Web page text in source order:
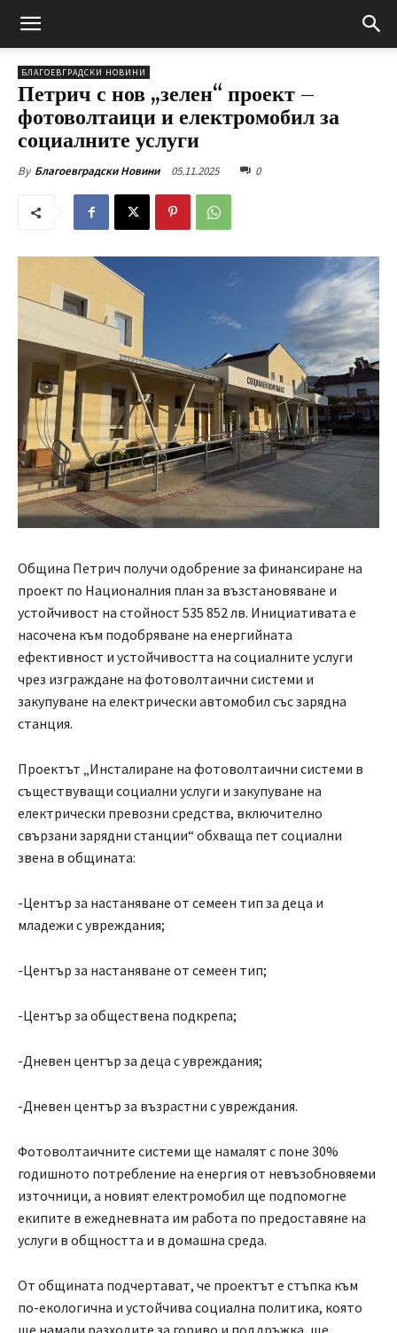
БЛАГОЕВГРАДСКИ НОВИНИ
Петрич с нов „зелен“ проект –
фотоволтаици и електромобил за
социалните услуги
By Благоевградски Новини 05.11.2025 0
Община Петрич получи одобрение за финансиране на
проект по Националния план за възстановяване и
устойчивост на стойност 535 852 лв. Инициативата е
насочена към подобряване на енергийната
ефективност и устойчивостта на социалните услуги
чрез изграждане на фотоволтаични системи и
закупуване на електрически автомобил със зарядна
станция.
Проектът „Инсталиране на фотоволтаични системи в
съществуващи социални услуги и закупуване на
електрически превозни средства, включително
свързани зарядни станции“ обхваща пет социални
звена в общината:
-Център за настаняване от семеен тип за деца и
младежи с увреждания;
-Център за настаняване от семеен тип;
-Център за обществена подкрепа;
-Дневен център за деца с увреждания;
-Дневен център за възрастни с увреждания.
Фотоволтаичните системи ще намалят с поне 30%
годишното потребление на енергия от невъзобновяеми
източници, а новият електромобил ще подпомогне
екипите в ежедневната им работа по предоставяне на
услуги в общността и в домашна среда.
От общината подчертават, че проектът е стъпка към
по-екологична и устойчива социална политика, която
ще намали разходите за гориво и поддръжка, ще